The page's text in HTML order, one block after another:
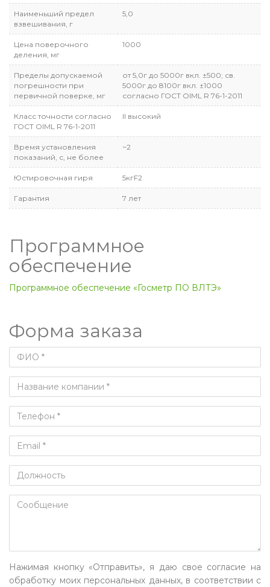
Наименьший предел
взвешивания, г
5,0
Цена поверочного
деления, мг
1000
Пределы допускаемой
погрешности при
первичной поверке, мг
от 5,0г до 5000г вкл. ±500; св.
5000г до 8100г вкл. ±1000
согласно ГОСТ OIML R 76-1-2011
Класс точности согласно
ГОСТ OIML R 76-1-2011
II высокий
Время установления
показаний, с, не более
~2
Юстировочная гиря 5кгF2
Гарантия 7 лет
Программное
обеспечение
Программное обеспечение «Госметр ПО ВЛТЭ»
Форма заказа
Нажимая кнопку «Отправить», я даю свое согласие на
обработку моих персональных данных, в соответствии с